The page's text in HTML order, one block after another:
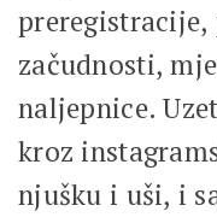
preregistracije,
začudnosti,
naljepnice.
kroz
njušku i uši, i